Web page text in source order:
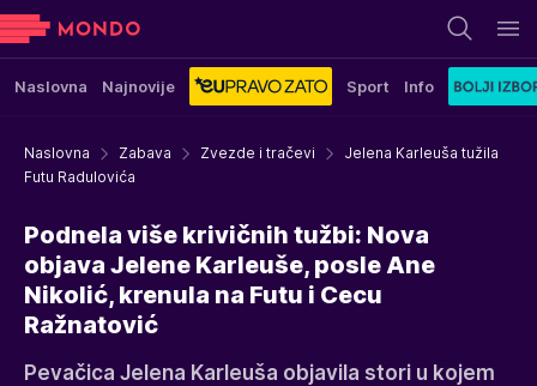
Naslovna Najnovije Sport Info
Naslovna Zabava Zvezde i tračevi
Jelena Karleuša tužila
Futu Radulovića
Podnela više krivičnih tužbi: Nova
objava Jelene Karleuše, posle Ane
Nikolić, krenula na Futu i Cecu
Ražnatović
Pevačica Jelena Karleuša objavila stori u kojem